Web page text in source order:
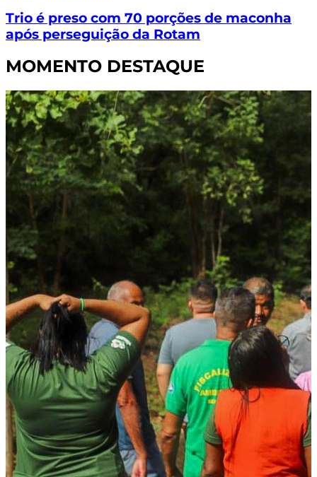
Trio é preso com 70 porções de maconha
após perseguição da Rotam
MOMENTO DESTAQUE